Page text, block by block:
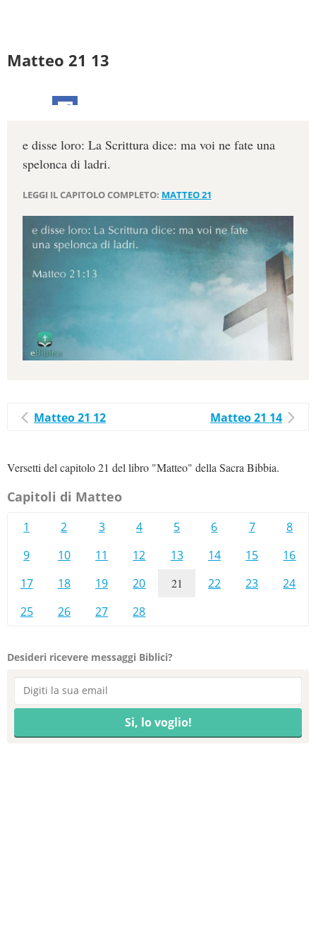
Matteo 21 13
e disse loro: La Scrittura dice: ma voi ne fate una
spelonca di ladri.
LEGGI IL CAPITOLO COMPLETO: MATTEO 21
Matteo 21 12 Matteo 21 14
Versetti del capitolo 21 del libro "Matteo" della Sacra Bibbia.
Capitoli di Matteo
1 2 3 4 5 6 7
8
9
10 11 12 13 14 15
16
17
18 19 20 21 22 23
24
25
26 27 28
Desideri ricevere messaggi Biblici?